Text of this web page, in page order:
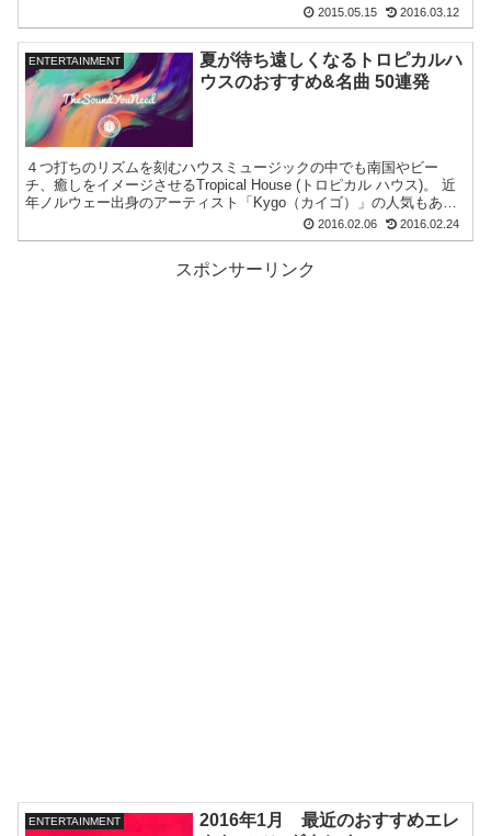
2015.05.15 2016.03.12
ENTERTAINMENT
夏が待ち遠しくなるトロピカルハ
ウスのおすすめ&名曲 50連発
４つ打ちのリズムを刻むハウスミュージックの中でも南国やビー
チ、癒しをイメージさせるTropical House (トロピカル ハウス)。 近
年ノルウェー出身のアーティスト「Kygo（カイゴ）」の人気もあり
2016.02.06 2016.02.24
スポンサーリンク
ENTERTAINMENT
2016年1月 最近のおすすめエレ